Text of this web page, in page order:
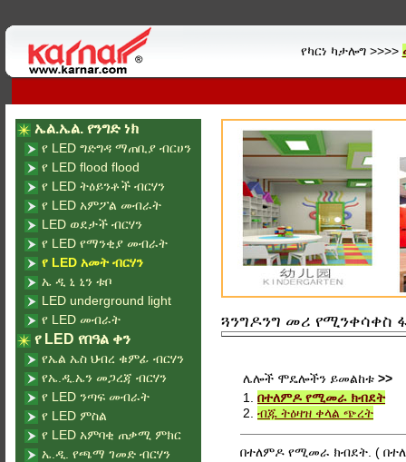
የካርነ ካታሎግ >>>>
ጓንግዶንግ መሪ የሚንቀሳቀስ
ሌሎች ሞዴሎችን ይመልከቱ >>
1. በተለምዶ የሚመራ ክብደት
2. ብጁ ትዕዛዝ ቀላል ጭረት
በተለምዶ የሚመራ ክብደት. (
ኤል.ኤል. የንግድ ነክ
የ LED ግድግዳ ማጠቢያ ብርሀን
የ LED flood flood
የ LED ትዕይንቶች ብርሃን
የ LED አምፖል መብራት
LED ወደታች ብርሃን
የ LED የማንቂያ መብራት
የ LED አመት ብርሃን
ኤ ዲ ኒ ኒን ቱቦ
LED underground light
የ LED መብራት
የ LED የበዓል ቀን
የኤል ኤስ ህብረ ቁምፊ ብርሃን
የኤ.ዲ.ኤን መጋረጃ ብርሃን
የ LED ንጣፍ መብራት
የ LED ምስል
የ LED አምባቂ ጠቃሚ ምክር
ኤ.ዲ. የጫማ ገመድ ብርሃን